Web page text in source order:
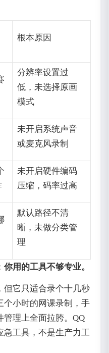
根本原因
分辨率设置过
低，未选择原画
模式
未开启系统声音
或麦克风录制
未开启硬件编码
压缩，码率过高
默认路径不清
晰，未做分类管
理
你用的工具不够专业。
但它只适合录个十几秒
个小时的网课录制，手
理上全面拉胯。QQ
急工具，不是生产力工